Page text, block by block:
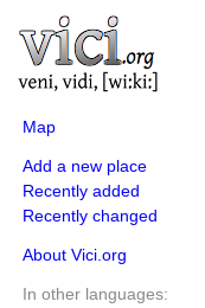
Map
Add a new place
Recently added
Recently changed
About Vici.org
In other languages: